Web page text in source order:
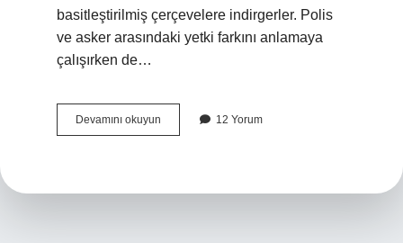
basitleştirilmiş çerçevelere indirgerler. Polis
ve asker arasındaki yetki farkını anlamaya
çalışırken de…
Devamını okuyun
askeri
12 Yorum